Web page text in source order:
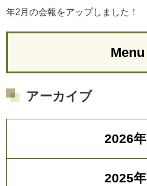
年2月の会報をアップしました！
Menu
アーカイブ
2026年
2025年